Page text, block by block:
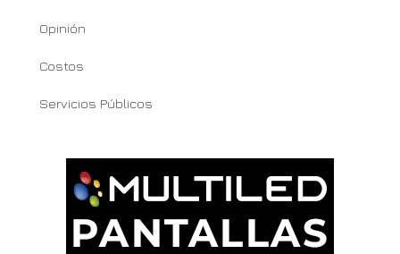
Opinión
Costos
Servicios Públicos